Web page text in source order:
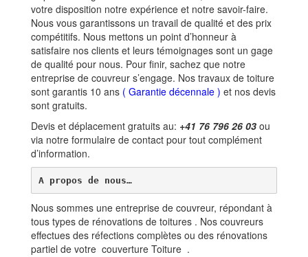
votre disposition notre expérience et notre savoir-faire.
Nous vous garantissons un travail de qualité et des prix
compétitifs. Nous mettons un point d’honneur à
satisfaire nos clients et leurs témoignages sont un gage
de qualité pour nous. Pour finir, sachez que notre
entreprise de couvreur s’engage. Nos travaux de toiture
sont garantis 10 ans ( Garantie décennale ) et nos devis
sont gratuits.
Devis et déplacement gratuits au: +41 76 796 26 03 ou
via notre formulaire de contact pour tout complément
d’information.
A propos de nous…
Nous sommes une entreprise de couvreur, répondant à
tous types de rénovations de toitures . Nos couvreurs
effectues des réfections complètes ou des rénovations
partiel de votre couverture Toiture .